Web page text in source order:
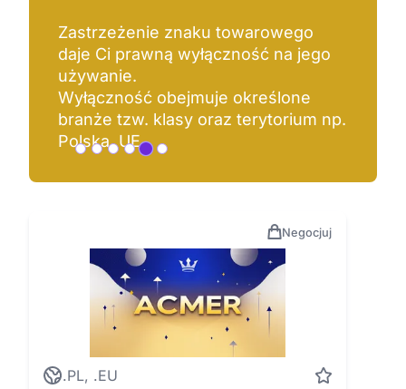
Zastrzeżenie znaku towarowego
daje Ci prawną wyłączność na jego
używanie.
Wyłączność obejmuje określone
branże tzw. klasy oraz terytorium np.
Polska, UE.
Negocjuj
.PL, .EU